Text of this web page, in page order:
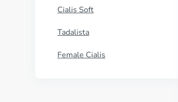
Cialis Soft
Tadalista
Female Cialis